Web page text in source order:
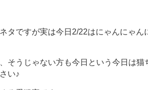
タですが実は今日2/22はにゃんにゃん
そうじゃない方も今日という今日は猫
い♪